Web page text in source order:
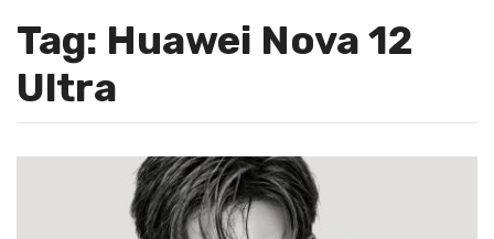
Tag: Huawei Nova 12
Ultra